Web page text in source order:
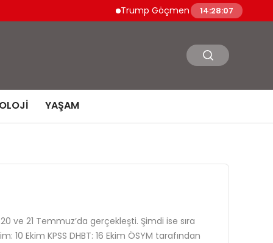
Trump Göçmen Kamyon Şoförleri
14:28:08
YAŞAM
ve 21 Temmuz’da gerçekleşti. Şimdi ise sıra
10 Ekim KPSS DHBT: 16 Ekim ÖSYM tarafından